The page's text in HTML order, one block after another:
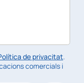
de privacitat.
comercials i